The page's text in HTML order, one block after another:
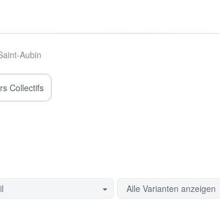
Aubin
Collectifs
Alle Varianten anzeigen